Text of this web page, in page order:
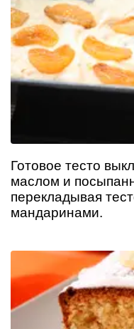
Готовое тесто
маслом и
перекладывая
мандаринами.